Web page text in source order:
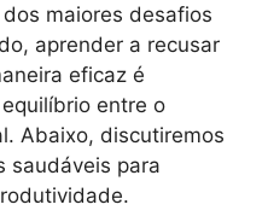
dos maiores desafios
aprender a recusar
eficaz é
entre o
Abaixo, discutiremos
saudáveis para